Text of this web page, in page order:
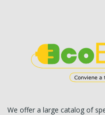
We offer a large catalog of